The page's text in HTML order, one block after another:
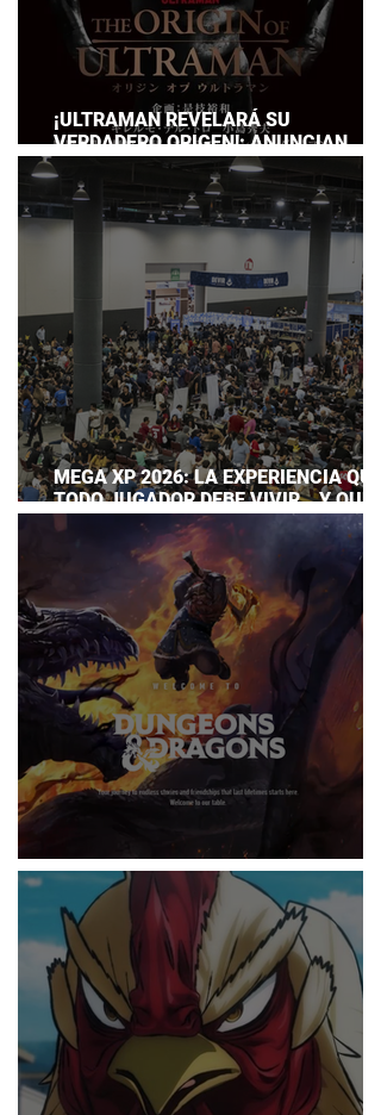
¡ULTRAMAN REVELARÁ SU
VERDADERO ORIGEN!: ANUNCIAN
DOCUMENTAL POR EL 60
ANIVERSARIO DE LA FRANQUICIA
MEGA XP 2026: LA EXPERIENCIA QUE
TODO JUGADOR DEBE VIVIR… Y QUE
AHORA PUEDES DISFRUTAR A TU
DUNGEONS & DRAGONS ¿TE